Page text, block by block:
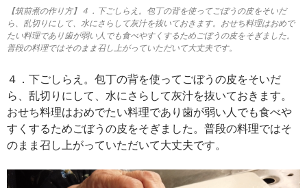
【筑前煮の作り方】４．下ごしらえ。包丁の背を使ってごぼうの皮をそいだ
ら、乱切りにして、水にさらして灰汁を抜いておきます。おせち料理はおめで
たい料理であり歯が弱い人でも食べやすくするためごぼうの皮をそぎました。
普段の料理ではそのまま召し上がっていただいて大丈夫です。
４．下ごしらえ。包丁の背を使ってごぼうの皮をそいだ
ら、乱切りにして、水にさらして灰汁を抜いておきます。
おせち料理はおめでたい料理であり歯が弱い人でも食べや
すくするためごぼうの皮をそぎました。普段の料理ではそ
のまま召し上がっていただいて大丈夫です。